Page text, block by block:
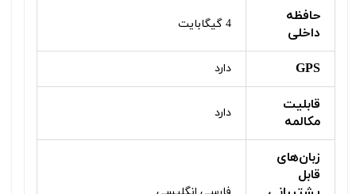
حافظه
داخلی
4 گیگابایت
GPS دارد
قابلیت
مکالمه
دارد
زبان‌های
قابل